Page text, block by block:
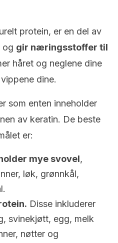
protein, er en del av
og gir næringsstoffer til
håret og neglene dine
dine.
som enten inneholder
av keratin. De beste
er:
mye svovel,
løk, grønnkål,
Disse inkluderer
svinekjøtt, egg, melk
nøtter og